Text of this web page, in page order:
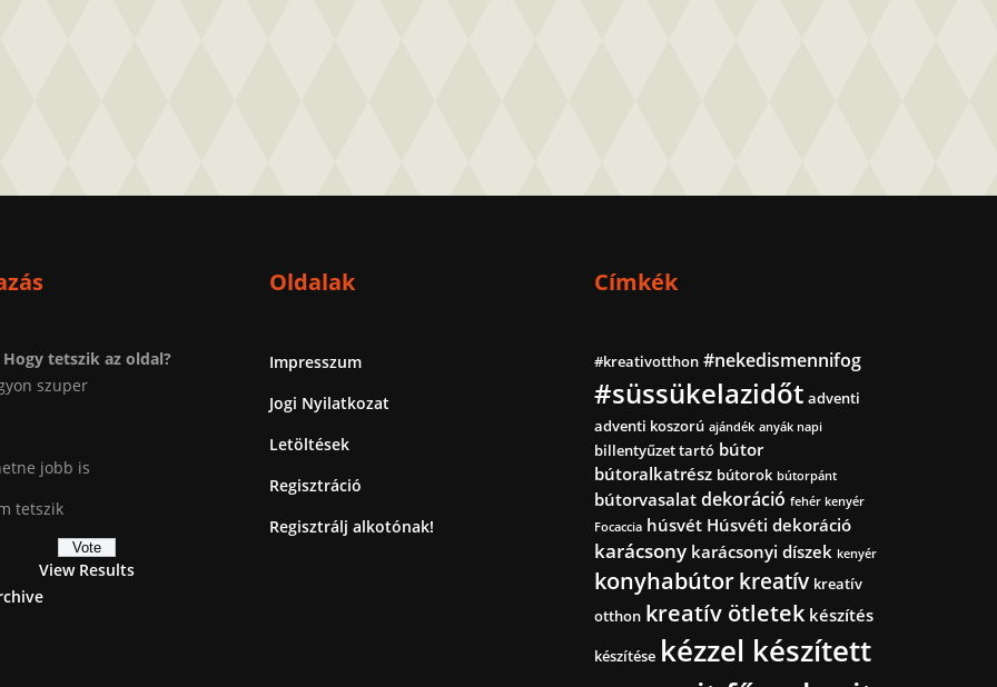
Hogy tetszik az oldal?
szuper
jobb is
tetszik
View Results
Oldalak
Impresszum
Jogi Nyilatkozat
Letöltések
Regisztráció
Regisztrálj alkotónak!
Címkék
#kreativotthon #nekedismennifog
#süssükelazidőt adventi
adventi koszorú ajándék anyák napi
billentyűzet tartó bútor
bútoralkatrész bútorok bútorpánt
bútorvasalat dekoráció fehér kenyér
Focaccia húsvét Húsvéti dekoráció
karácsony karácsonyi díszek kenyér
konyhabútor kreatív kreatív
otthon kreatív ötletek készítés
készítése kézzel készített